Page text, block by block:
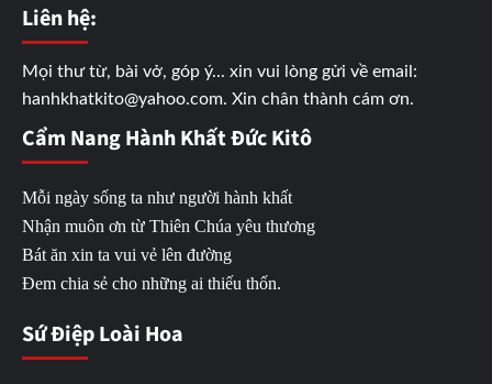
Liên hệ:
Mọi thư từ, bài vở, góp ý... xin vui lòng gửi về email:
hanhkhatkito@yahoo.com. Xin chân thành cám ơn.
Cẩm Nang Hành Khất Đức Kitô
Mỗi ngày sống ta như người hành khất
Nhận muôn ơn từ Thiên Chúa yêu thương
Bát ăn xin ta vui vẻ lên đường
Đem chia sẻ cho những ai thiếu thốn.
Sứ Điệp Loài Hoa